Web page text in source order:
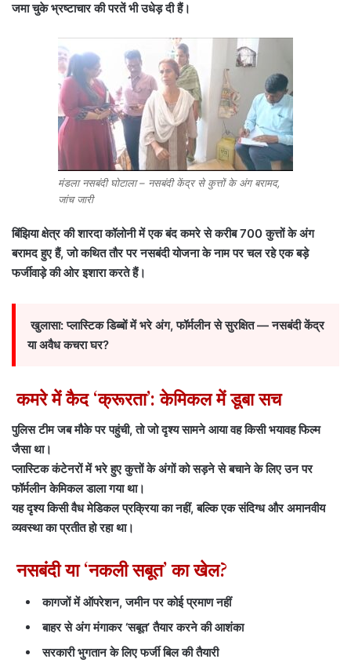
जमा चुके भ्रष्टाचार की परतें भी उधेड़ दी हैं।
मंडला नसबंदी घोटाला – नसबंदी केंद्र से कुत्तों के अंग बरामद,
जांच जारी
बिंझिया क्षेत्र की शारदा कॉलोनी में एक बंद कमरे से करीब 700 कुत्तों के अंग
बरामद हुए हैं, जो कथित तौर पर नसबंदी योजना के नाम पर चल रहे एक बड़े
फर्जीवाड़े की ओर इशारा करते हैं।
खुलासा: प्लास्टिक डिब्बों में भरे अंग, फॉर्मलीन से सुरक्षित — नसबंदी केंद्र
या अवैध कचरा घर?
कमरे में कैद ‘क्रूरता’: केमिकल में डूबा सच
पुलिस टीम जब मौके पर पहुंची, तो जो दृश्य सामने आया वह किसी भयावह फिल्म
जैसा था।
प्लास्टिक कंटेनरों में भरे हुए कुत्तों के अंगों को सड़ने से बचाने के लिए उन पर
फॉर्मलीन केमिकल डाला गया था।
यह दृश्य किसी वैध मेडिकल प्रक्रिया का नहीं, बल्कि एक संदिग्ध और अमानवीय
व्यवस्था का प्रतीत हो रहा था।
नसबंदी या ‘नकली सबूत’ का खेल?
कागजों में ऑपरेशन, जमीन पर कोई प्रमाण नहीं
बाहर से अंग मंगाकर ‘सबूत’ तैयार करने की आशंका
सरकारी भुगतान के लिए फर्जी बिल की तैयारी